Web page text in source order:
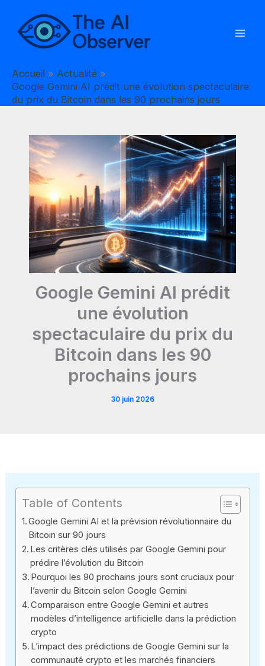
contenu
Accueil
Actualité
Google Gemini AI prédit une évolution spectaculaire
du prix du Bitcoin dans les 90 prochains jours
Google Gemini AI prédit
une évolution
spectaculaire du prix du
Bitcoin dans les 90
prochains jours
30 juin 2026
Table of Contents
Google Gemini AI et la prévision révolutionnaire du
Bitcoin sur 90 jours
Les critères clés utilisés par Google Gemini pour
prédire l’évolution du Bitcoin
Pourquoi les 90 prochains jours sont cruciaux pour
l’avenir du Bitcoin selon Google Gemini
Comparaison entre Google Gemini et autres
modèles d’intelligence artificielle dans la prédiction
crypto
L’impact des prédictions de Google Gemini sur la
communauté crypto et les marchés financiers